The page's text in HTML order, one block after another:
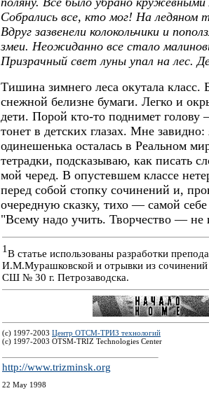
Собрались все, кто мог! На ледяном
Вдруг зазвенели колокольчики и
змеи. Неожиданно все стало
Призрачный свет луны упал на лес.
Тишина зимнего леса окутала класс.
снежной белизне бумаги. Легко и
дети. Порой кто-то поднимет голову
тонет в детских глазах. Мне завидно:
одинешенька осталась в Реальном
тетрадки, подсказываю, как писать
мой черед. В опустевшем классе
перед собой стопку сочинений и,
очередную сказку, тихо — самой
"Всему надо учить. Творчество — не
1В статье использованы разработки
И.М.Мурашковской и отрывки из сочинений
СШ № 30 г. Петрозаводска.
(c) 1997-2003 Центр ОТСМ-ТРИЗ технологий
(с) 1997-2003 OTSM-TRIZ Technologies Center
http://www.trizminsk.org
22 May 1998